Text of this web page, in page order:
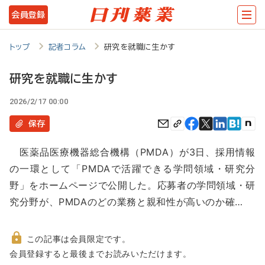
メ
イ
テ
移
動
会員登録
トップ 記者コラム 研究を就職に生かす
研究を就職に生かす
2026/2/17 00:00
保存
医薬品医療機器総合機構（PMDA）が3日、採用情報
の一環として「PMDAで活躍できる学問領域・研究分
野」をホームページで公開した。応募者の学問領域・研
究分野が、PMDAのどの業務と親和性が高いのか確…
非
この記事は会員限定です。
会員登録すると最後までお読みいただけます。